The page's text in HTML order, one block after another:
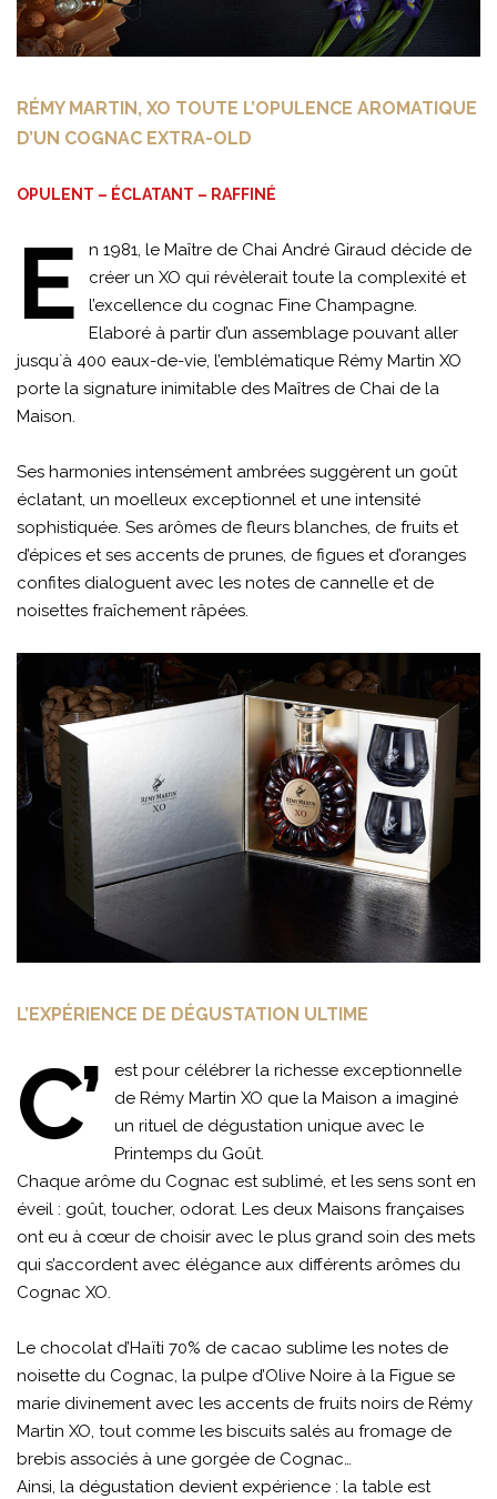
RÉMY MARTIN, XO TOUTE L’OPULENCE AROMATIQUE
D’UN COGNAC EXTRA-OLD
OPULENT – ÉCLATANT – RAFFINÉ
E
n 1981, le Maître de Chai André Giraud décide de
créer un XO qui révèlerait toute la complexité et
l’excellence du cognac Fine Champagne.
Elaboré à partir d’un assemblage pouvant aller
jusqu`à 400 eaux-de-vie, l’emblématique Rémy Martin XO
porte la signature inimitable des Maîtres de Chai de la
Maison.
Ses harmonies intensément ambrées suggèrent un goût
éclatant, un moelleux exceptionnel et une intensité
sophistiquée. Ses arômes de fleurs blanches, de fruits et
d’épices et ses accents de prunes, de figues et d’oranges
confites dialoguent avec les notes de cannelle et de
noisettes fraîchement râpées.
L’EXPÉRIENCE DE DÉGUSTATION ULTIME
C’
est pour célébrer la richesse exceptionnelle
de Rémy Martin XO que la Maison a imaginé
un rituel de dégustation unique avec le
Printemps du Goût.
Chaque arôme du Cognac est sublimé, et les sens sont en
éveil : goût, toucher, odorat. Les deux Maisons françaises
ont eu à cœur de choisir avec le plus grand soin des mets
qui s’accordent avec élégance aux différents arômes du
Cognac XO.
Le chocolat d’Haïti 70% de cacao sublime les notes de
noisette du Cognac, la pulpe d’Olive Noire à la Figue se
marie divinement avec les accents de fruits noirs de Rémy
Martin XO, tout comme les biscuits salés au fromage de
brebis associés à une gorgée de Cognac…
Ainsi, la dégustation devient expérience : la table est